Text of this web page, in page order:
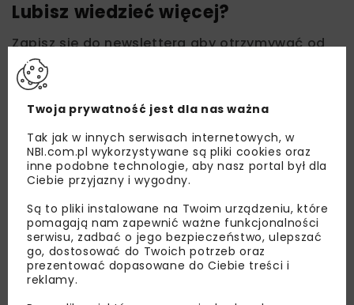
Lubisz wiedzieć więcej?
Zapisz się do newslettera aby otrzymywać od
nas najlepsze informacje branżowe,
zaproszenia na wydarzenia, atrakcyjne oferty i
Zapoznałam/em się zPolityką Prywatnościi
Regulaminemoraz wyrażam zgodę na otrzymywanie na
handlowej w postaci newslettera.
ZAPISZ MNIE
Twoja prywatność jest dla nas ważna
Tak jak w innych serwisach internetowych, w
NBI.com.pl wykorzystywane są pliki cookies oraz
inne podobne technologie, aby nasz portal był dla
Ciebie przyjazny i wygodny.
Są to pliki instalowane na Twoim urządzeniu, które
pomagają nam zapewnić ważne funkcjonalności
serwisu, zadbać o jego bezpieczeństwo, ulepszać
go, dostosować do Twoich potrzeb oraz
prezentować dopasowane do Ciebie treści i
reklamy.